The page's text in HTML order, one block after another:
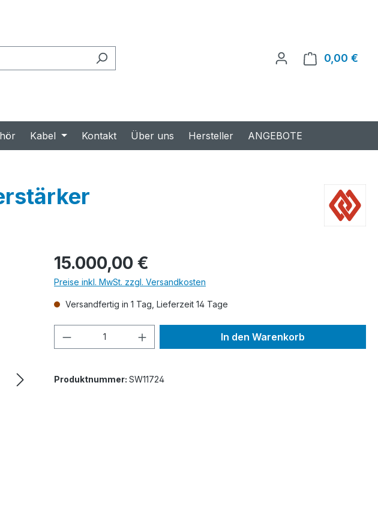
0,00 €
Kabel Kontakt Über uns Hersteller ANGEBOTE
Regulärer Preis:
15.000,00 €
Preise inkl. MwSt. zzgl. Versandkosten
Versandfertig in 1 Tag, Lieferzeit 14 Tage
Produkt Anzahl: Gib den gewünschten Wert
In den Warenkorb
Produktnummer: SW11724